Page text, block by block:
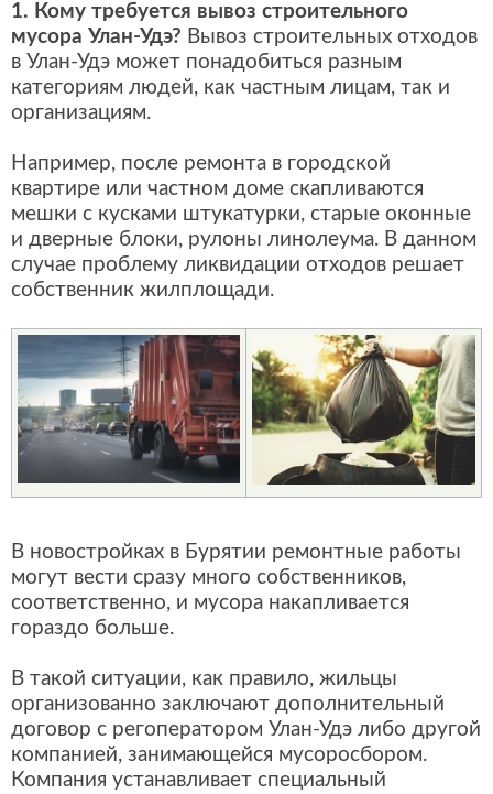
1. Кому требуется вывоз строительного
мусора Улан-Удэ? Вывоз строительных отходов
в Улан-Удэ может понадобиться разным
категориям людей, как частным лицам, так и
организациям.
Например, после ремонта в городской
квартире или частном доме скапливаются
мешки с кусками штукатурки, старые оконные
и дверные блоки, рулоны линолеума. В данном
случае проблему ликвидации отходов решает
собственник жилплощади.
В новостройках в Бурятии ремонтные работы
могут вести сразу много собственников,
соответственно, и мусора накапливается
гораздо больше.
В такой ситуации, как правило, жильцы
организованно заключают дополнительный
договор с регоператором Улан-Удэ либо другой
компанией, занимающейся мусоросбором.
Компания устанавливает специальный